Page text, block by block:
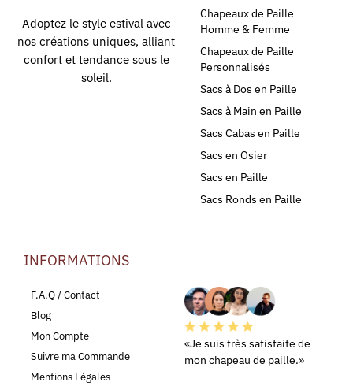
Adoptez le style estival avec
nos créations uniques, alliant
confort et tendance sous le
soleil.
Chapeaux de Paille
Homme & Femme
Chapeaux de Paille
Personnalisés
Sacs à Dos en Paille
Sacs à Main en Paille
Sacs Cabas en Paille
Sacs en Osier
Sacs en Paille
Sacs Ronds en Paille
INFORMATIONS
F.A.Q / Contact
Blog
Mon Compte
Suivre ma Commande
Mentions Légales
«Je suis très satisfaite de
mon chapeau de paille.»